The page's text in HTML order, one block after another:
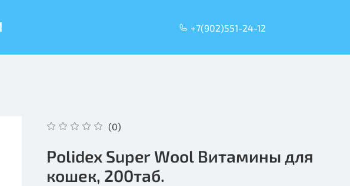
+7(902)551-24-12
(0)
Polidex Super Wool Витамины для
кошек, 200таб.